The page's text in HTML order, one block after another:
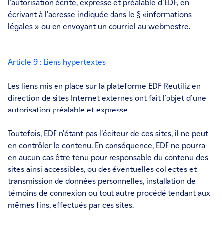
l'autorisation écrite, expresse et préalable d'EDF, en
écrivant à l'adresse indiquée dans le § «informations
légales » ou en envoyant un courriel au webmestre.
Article 9 : Liens hypertextes
Les liens mis en place sur la plateforme EDF Reutiliz en
direction de sites Internet externes ont fait l'objet d'une
autorisation préalable et expresse.
Toutefois, EDF n'étant pas l'éditeur de ces sites, il ne peut
en contrôler le contenu. En conséquence, EDF ne pourra
en aucun cas être tenu pour responsable du contenu des
sites ainsi accessibles, ou des éventuelles collectes et
transmission de données personnelles, installation de
témoins de connexion ou tout autre procédé tendant aux
mêmes fins, effectués par ces sites.